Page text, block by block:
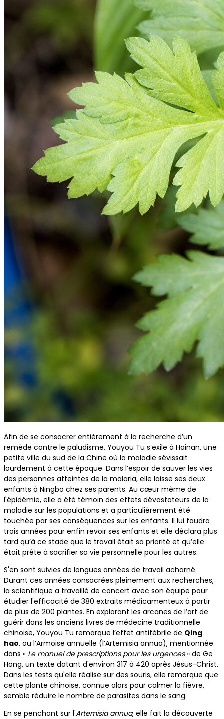
Afin de se consacrer entièrement à la recherche d’un
remède contre le paludisme, Youyou Tu s’exile à Hainan, une
petite ville du sud de la Chine où la maladie sévissait
lourdement à cette époque. Dans l’espoir de sauver les vies
des personnes atteintes de la malaria, elle laisse ses deux
enfants à Ningbo chez ses parents. Au cœur même de
l'épidémie, elle a été témoin des effets dévastateurs de la
maladie sur les populations et a particulièrement été
touchée par ses conséquences sur les enfants. Il lui faudra
trois années pour enfin revoir ses enfants et elle déclara plus
tard qu’à ce stade que le travail était sa priorité et qu’elle
était prête à sacrifier sa vie personnelle pour les autres.
S'en sont suivies de longues années de travail acharné.
Durant ces années consacrées pleinement aux recherches,
la scientifique a travaillé de concert avec son équipe pour
étudier l'efficacité de 380 extraits médicamenteux à partir
de plus de 200 plantes. En explorant les arcanes de l’art de
guérir dans les anciens livres de médecine traditionnelle
chinoise, Youyou Tu remarque l’effet antifébrile de Qing
hao, ou l’Armoise annuelle (l’Artemisia annua), mentionnée
dans « Le manuel de prescriptions pour les urgences» de Ge
Hong, un texte datant d'environ 317 à 420 après Jésus-Christ.
Dans les tests qu'elle réalise sur des souris, elle remarque que
cette plante chinoise, connue alors pour calmer la fièvre,
semble réduire le nombre de parasites dans le sang.
En se penchant sur l'Artemisia annua, elle fait la découverte